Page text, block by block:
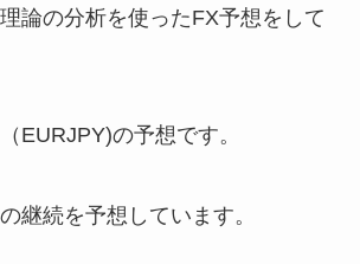
論の分析を使ったFX予想をして
EURJPY)の予想です。
継続を予想しています。